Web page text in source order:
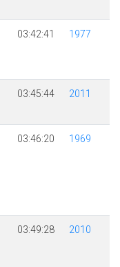
03:42:41 1977
03:45:44 2011
03:46:20 1969
03:49:28 2010